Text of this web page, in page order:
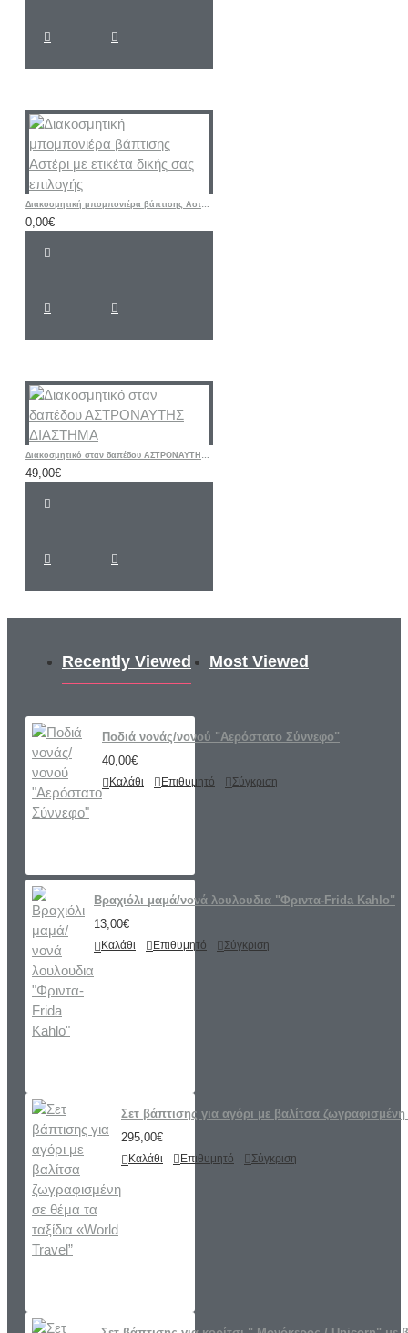
Διακοσμητική μπομπονιέρα βάπτισης Αστέρι με ετικέτα δικής σας επιλογής
0,00€
Διακοσμητικό σταν δαπέδου ΑΣΤΡΟΝΑΥΤΗΣ ΔΙΑΣΤΗΜΑ
49,00€
Recently Viewed Most Viewed
Ποδιά νονάς/νονού "Αερόστατο Σύννεφο"
40,00€
Καλάθι Επιθυμητό Σύγκριση
Βραχιόλι μαμά/νονά λουλουδια "Φριντα-Frida Kahlo"
13,00€
Καλάθι Επιθυμητό Σύγκριση
Σετ βάπτισης για αγόρι με βαλίτσα
295,00€
Καλάθι Επιθυμητό Σύγκριση